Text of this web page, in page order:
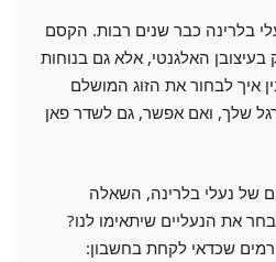
בלרינה כבר שנים רבות. הקסם
האלגנטי, אלא גם בנוחות
איך לבחור את הזוג המושלם
שלך, ואם אפשר, גם לשדר פאן
של נעלי בלרינה, השאלה
את הנעליים שיתאימו לנו?
שכדאי לקחת בחשבון: